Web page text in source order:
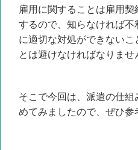
雇用に関することは雇用
するので、知らなければ
に適切な対処ができないこ
とは避けなければなりませ
そこで今回は、派遣の仕
めてみましたので、ぜひ参